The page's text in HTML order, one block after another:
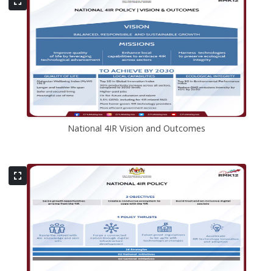
National 4IR Vision and Outcomes